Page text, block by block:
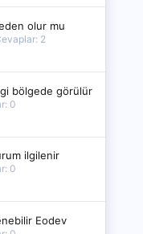
olur mu
2
bölgede görülür
0
ilgilenir
0
Eodev